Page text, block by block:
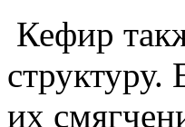
Кефир
структуру.
их